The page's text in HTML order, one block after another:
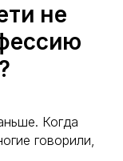
не
Когда
говорили,